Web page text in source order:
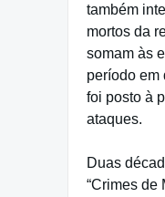
também
mortos da
somam às
período em
foi posto à
ataques.
Duas
“Crimes de